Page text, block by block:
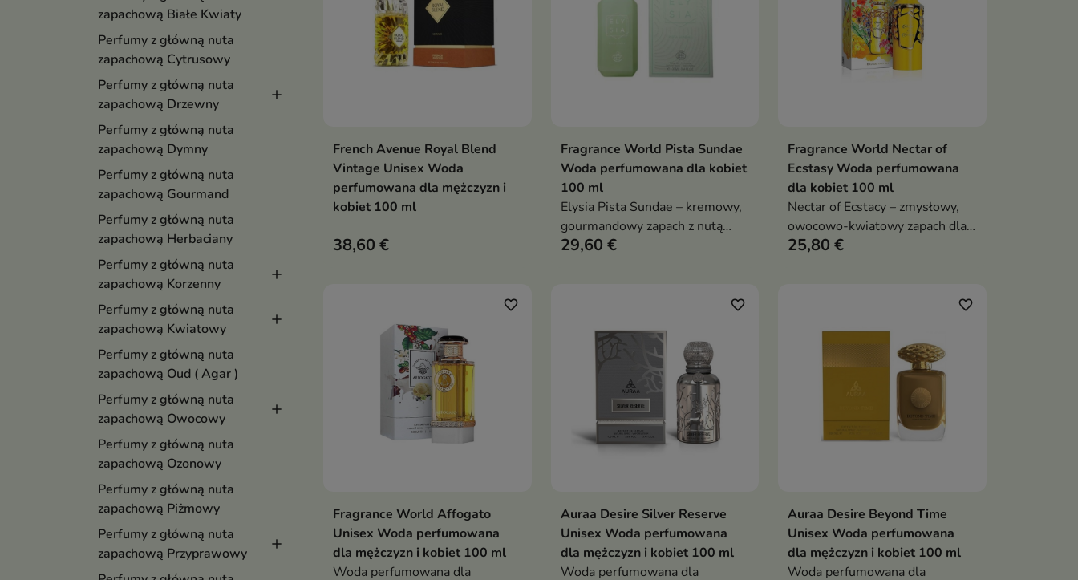
zapachową Białe Kwiaty
Perfumy z główną nuta
zapachową Cytrusowy
Perfumy z główną nuta
zapachową Drzewny
Perfumy z główną nuta
zapachową Dymny
Perfumy z główną nuta
zapachową Gourmand
Perfumy z główną nuta
zapachową Herbaciany
Perfumy z główną nuta
zapachową Korzenny
Perfumy z główną nuta
zapachową Kwiatowy
Perfumy z główną nuta
zapachową Oud ( Agar )
Perfumy z główną nuta
zapachową Owocowy
Perfumy z główną nuta
zapachową Ozonowy
Perfumy z główną nuta
zapachową Piżmowy
Perfumy z główną nuta
zapachową Przyprawowy
Dodaj do koszyka
French Avenue Royal Blend
Vintage Unisex Woda
perfumowana dla mężczyzn i
kobiet 100 ml
38,60 €
Dodaj do koszyka
Fragrance World Pista Sundae
Woda perfumowana dla kobiet
100 ml
Elysia Pista Sundae – kremowy,
gourmandowy zapach z nutą
pistacji, lodów i wanilii, który
29,60 €
Dodaj do koszyka
Fragrance World Nectar of
Ecstasy Woda perfumowana
dla kobiet 100 ml
Nectar of Ecstacy – zmysłowy,
owocowo-kwiatowy zapach dla
kobiet, który łączy świeżość
25,80 €
Dodaj do koszyka
favorite_border
Fragrance World Affogato
Unisex Woda perfumowana
dla mężczyzn i kobiet 100 ml
Woda perfumowana dla
Dodaj do koszyka
favorite_border
Auraa Desire Silver Reserve
Unisex Woda perfumowana
dla mężczyzn i kobiet 100 ml
Woda perfumowana dla
Dodaj do koszyka
favorite_border
Auraa Desire Beyond Time
Unisex Woda perfumowana
dla mężczyzn i kobiet 100 ml
Woda perfumowana dla